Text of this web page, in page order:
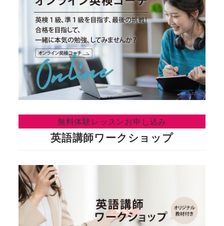
無料体験レッスンお申し込み
英語講師ワークショップ